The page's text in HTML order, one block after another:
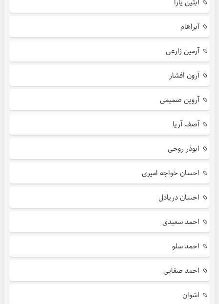
آبراهام
آرمین زارعی
آرون افشار
آروین صمیمی
آصف آریا
ابوذر روحی
احسان خواجه امیری
احسان دریادل
احمد سعیدی
احمد سلو
احمد صفایی
اشوان